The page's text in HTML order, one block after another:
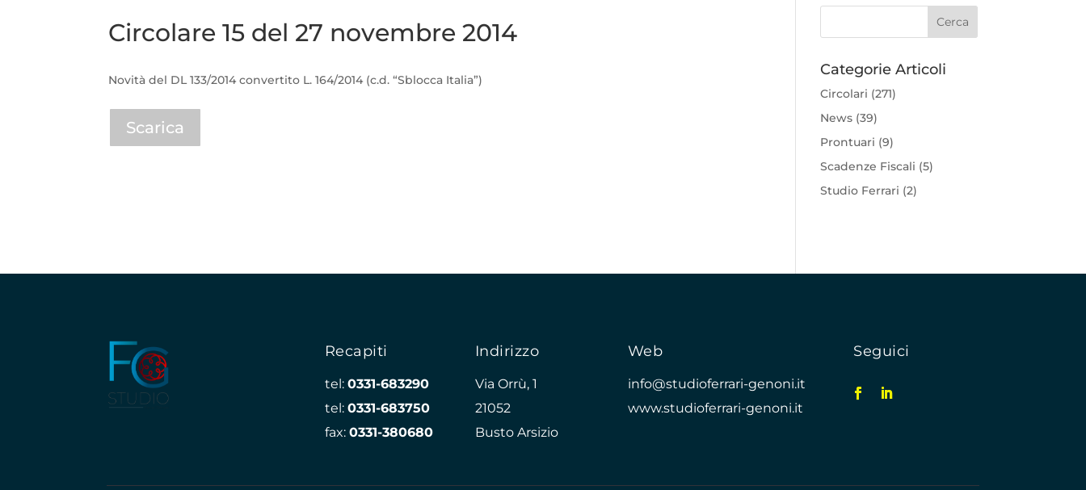
Circolare 15 del 27 novembre 2014
Novità del DL 133/2014 convertito L. 164/2014 (c.d. “Sblocca Italia”)
Scarica
Categorie Articoli
Circolari (271)
News (39)
Prontuari (9)
Scadenze Fiscali (5)
Studio Ferrari (2)
Recapiti
tel: 0331-683290
tel: 0331-683750
fax: 0331-380680
Indirizzo
Via Orrù, 1
21052
Busto Arsizio
Web
info@studioferrari-genoni.it
www.studioferrari-genoni.it
Seguici